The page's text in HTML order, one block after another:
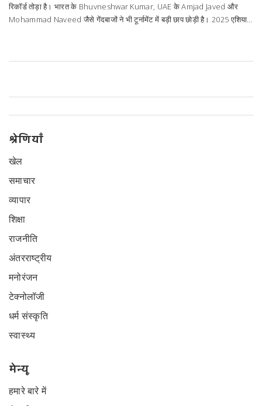
रिकॉर्ड तोड़ा है। भारत के Bhuvneshwar Kumar, UAE के Amjad Javed और
Mohammad Naveed जैसे गेंदबाजों ने भी टूर्नामेंट में बड़ी छाप छोड़ी है। 2025 एशिया
श्रेणियाँ
खेल
समाचार
व्यापार
शिक्षा
राजनीति
अंतरराष्ट्रीय
मनोरंजन
टेक्नोलॉजी
धर्म संस्कृति
स्वास्थ्य
मेन्यू
हमारे बारे में